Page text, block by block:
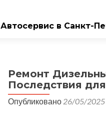
Автосервис в Санкт-
Ремонт
Последствия
Опубликовано 26/05/2025